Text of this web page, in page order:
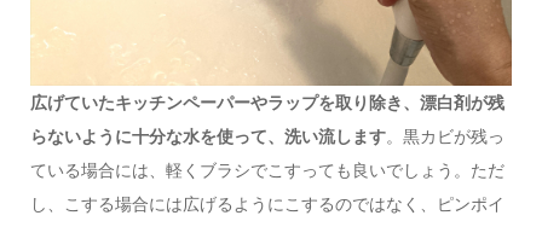
広げていたキッチンペーパーやラップを取り除き、漂白剤が残
らないように十分な水を使って、洗い流します。黒カビが残っ
ている場合には、軽くブラシでこすっても良いでしょう。ただ
し、こする場合には広げるようにこするのではなく、ピンポイ